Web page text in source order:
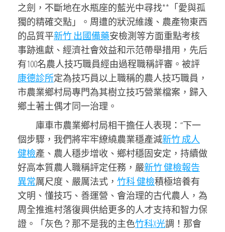
之劍，不斷地在水瓶座的藍光中尋找**「愛與孤
獨的精確交點」。周遭的狀況維護、農產物東西
的品質平新竹 出國備藥安檢測等方面重點考核
事跡進獻、經濟社會效益和示范帶舉措用，先后
有100名農人技巧職員經由過程職稱評審。被評
康德診所定為技巧員以上職稱的農人技巧職員，
市農業鄉村局專門為其樹立技巧營業檔案，歸入
鄉土著土偶才同一治理。
庫車市農業鄉村局相干擔任人表現：“下一
個步驟，我們將牢牢繚繞農業穩產減新竹 成人
健檢產、農人穩步增收、鄉村穩固安定，持續做
好高本質農人職稱評定任務，嚴新竹 健檢報告
異常厲尺度、嚴厲法式， 竹科 健檢積極培養有
文明、懂技巧、善運營、會治理的古代農人，為
周全推進村落復興供給更多的人才支持和智力保
證。「灰色？那不是我的主色竹科X光調！那會